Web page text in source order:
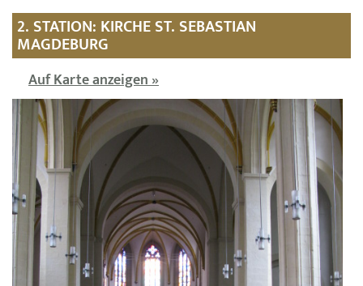
2. STATION: KIRCHE ST. SEBASTIAN
MAGDEBURG
Auf Karte anzeigen »